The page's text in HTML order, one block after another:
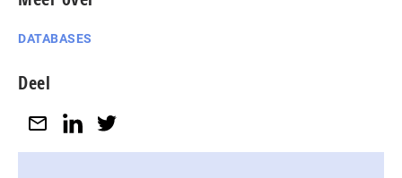
DATABASES
Deel